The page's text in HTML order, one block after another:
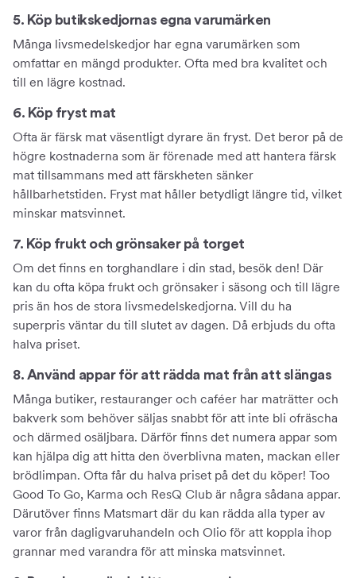
5. Köp butikskedjornas egna varumärken
Många livsmedelskedjor har egna varumärken som
omfattar en mängd produkter. Ofta med bra kvalitet och
till en lägre kostnad.
6. Köp fryst mat
Ofta är färsk mat väsentligt dyrare än fryst. Det beror på de
högre kostnaderna som är förenade med att hantera färsk
mat tillsammans med att färskheten sänker
hållbarhetstiden. Fryst mat håller betydligt längre tid, vilket
minskar matsvinnet.
7. Köp frukt och grönsaker på torget
Om det finns en torghandlare i din stad, besök den! Där
kan du ofta köpa frukt och grönsaker i säsong och till lägre
pris än hos de stora livsmedelskedjorna. Vill du ha
superpris väntar du till slutet av dagen. Då erbjuds du ofta
halva priset.
8. Använd appar för att rädda mat från att slängas
Många butiker, restauranger och caféer har maträtter och
bakverk som behöver säljas snabbt för att inte bli ofräscha
och därmed osäljbara. Därför finns det numera appar som
kan hjälpa dig att hitta den överblivna maten, mackan eller
brödlimpan. Ofta får du halva priset på det du köper! Too
Good To Go, Karma och ResQ Club är några sådana appar.
Därutöver finns Matsmart där du kan rädda alla typer av
varor från dagligvaruhandeln och Olio för att koppla ihop
grannar med varandra för att minska matsvinnet.